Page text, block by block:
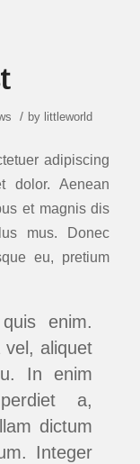
/ by littleworld
adipiscing
dolor. Aenean
et magnis dis
mus. Donec
eu, pretium
enim.
vel, aliquet
In enim
a,
dictum
Integer